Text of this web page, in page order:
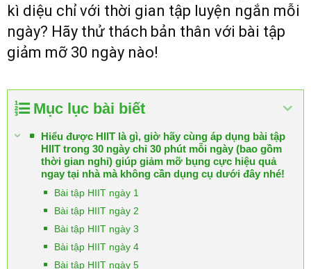
kì diệu chỉ với thời gian tập luyện ngắn mỗi
ngày? Hãy thử thách bản thân với bài tập
giảm mỡ 30 ngày nào!
Mục lục bài biết
Hiểu được HIIT là gì, giờ hãy cùng áp dụng bài tập
HIIT trong 30 ngày chỉ 30 phút mỗi ngày (bao gồm
thời gian nghỉ) giúp giảm mỡ bụng cực hiệu quả
ngay tại nhà mà không cần dụng cụ dưới đây nhé!
Bài tập HIIT ngày 1
Bài tập HIIT ngày 2
Bài tập HIIT ngày 3
Bài tập HIIT ngày 4
Bài tập HIIT ngày 5